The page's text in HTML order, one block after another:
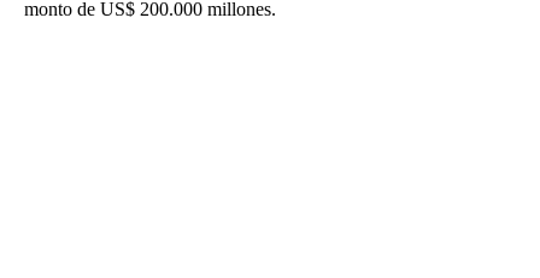
monto de US$ 200.000 millones.